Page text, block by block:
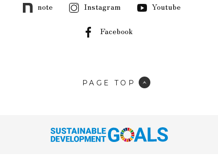
note Instagram Youtube
Facebook
PAGE TOP